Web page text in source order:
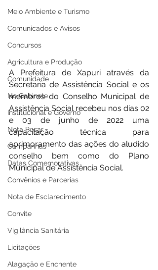
Meio Ambiente e Turismo
Comunicados e Avisos
Concursos
Agricultura e Produção
Comunidade
No Gabinete
Institucional e Governo
Nota Pesar
Campanhas
Datas Comemorativas
Convênios e Parcerias
Nota de Esclarecimento
Convite
Vigilância Sanitária
Licitações
Alagação e Enchente
A Prefeitura de Xapuri através da
Secretaria de Assistência Social e os
membros do Conselho Municipal de
Assistência Social recebeu nos dias 02
e 03 de junho de 2022 uma
capacitação técnica para
aprimoramento das ações do aludido
conselho bem como do Plano
Municipal de Assistência Social.